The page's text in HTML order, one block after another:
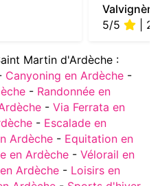
5/5
| 2
Martin d'Ardèche :
Canyoning en Ardèche -
- Randonnée en
- Via Ferrata en
- Escalade en
Ardèche - Equitation en
en Ardèche - Vélorail en
Ardèche - Loisirs en